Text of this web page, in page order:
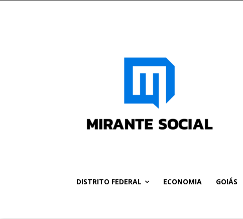
DISTRITO FEDERAL ECONOMIA GOIÁS